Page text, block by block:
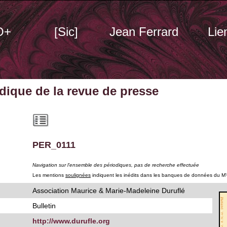
[Sic] Jean Ferrard
de la revue de presse
PER_0111
Navigation sur l'ensemble des périodiques, pas de recherche effectuée
Les mentions soulignées indiquent les inédits dans les banques de données du
Association Maurice & Marie-Madeleine Duruflé
Bulletin
http://www.durufle.org